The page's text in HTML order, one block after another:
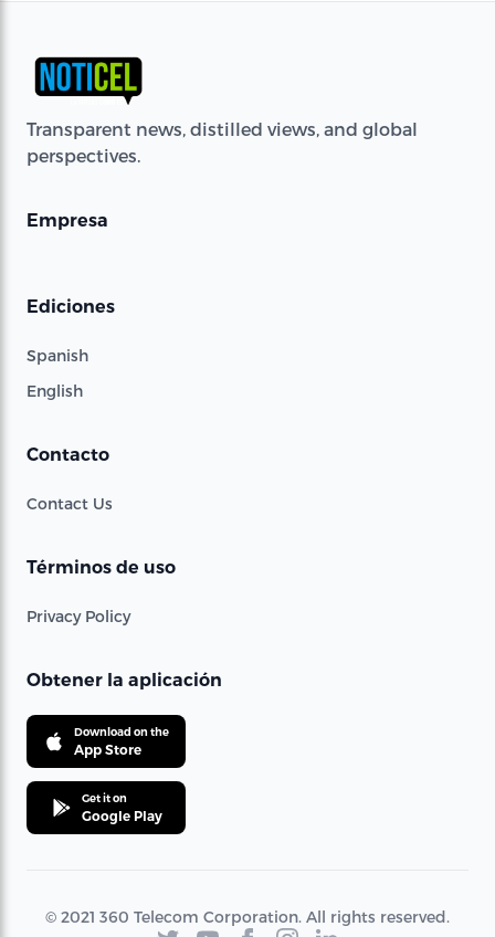
Transparent news, distilled views, and global
perspectives.
Empresa
Ediciones
Spanish
English
Contacto
Contact Us
Términos de uso
Privacy Policy
Obtener la aplicación
Download on the
App Store
Get it on
Google Play
© 2021 360 Telecom Corporation. All rights reserved.